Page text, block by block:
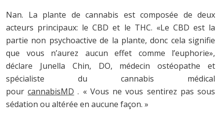
Nan. La plante de cannabis est composée de deux
acteurs principaux: le CBD et le THC. «Le CBD est la
partie non psychoactive de la plante, donc cela signifie
que vous n’aurez aucun effet comme l’euphorie»,
déclare Junella Chin, DO, médecin ostéopathe et
spécialiste du cannabis médical
pourcannabisMD . « Vous ne vous sentirez pas sous
sédation ou altérée en aucune façon. »